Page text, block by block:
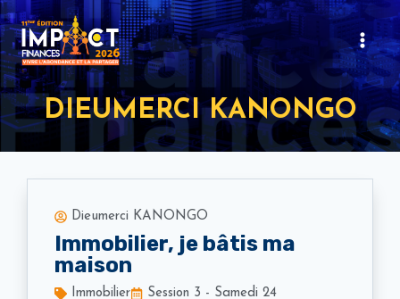
DIEUMERCI KANONGO
Dieumerci KANONGO
Immobilier, je bâtis ma
maison
Immobilier
Session 3 - Samedi 24